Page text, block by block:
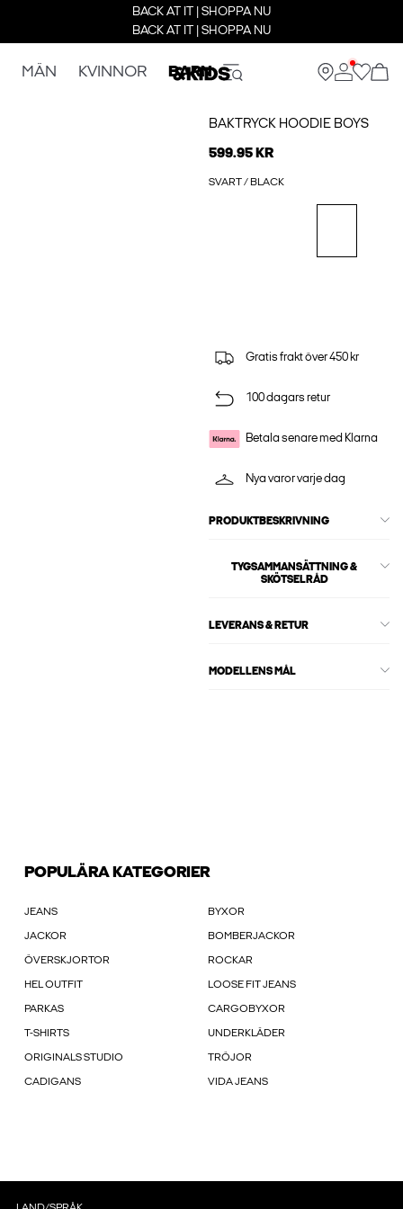
BACK AT IT | SHOPPA NU
BACK AT IT | SHOPPA NU
MÄN KVINNOR BARN
BAKTRYCK HOODIE BOYS
599.95 KR
SVART / BLACK
Gratis frakt över 450 kr
100 dagars retur
Betala senare med Klarna
Nya varor varje dag
PRODUKTBESKRIVNING
TYGSAMMANSÄTTNING &
SKÖTSELRÅD
LEVERANS & RETUR
MODELLENS MÅL
POPULÄRA KATEGORIER
JEANS BYXOR
JACKOR BOMBERJACKOR
ÖVERSKJORTOR ROCKAR
HEL OUTFIT LOOSE FIT JEANS
PARKAS CARGOBYXOR
T-SHIRTS UNDERKLÄDER
ORIGINALS STUDIO TRÖJOR
CADIGANS VIDA JEANS